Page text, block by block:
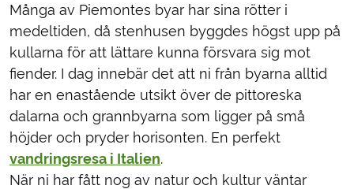
Många av Piemontes byar har sina rötter i
medeltiden, då stenhusen byggdes högst upp på
kullarna för att lättare kunna försvara sig mot
fiender. I dag innebär det att ni från byarna alltid
har en enastående utsikt över de pittoreska
dalarna och grannbyarna som ligger på små
höjder och pryder horisonten. En perfekt
vandringsresa i Italien.
När ni har fått nog av natur och kultur väntar